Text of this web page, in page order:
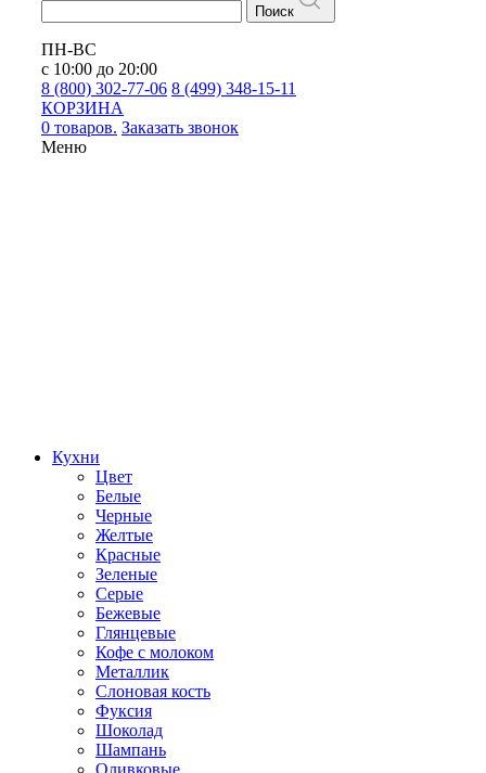
Поиск
ПН-ВС
с 10:00 до 20:00
8 (800) 302-77-06 8 (499) 348-15-11
КОРЗИНА
0 товаров. Заказать звонок
Меню
Кухни
Цвет
Белые
Черные
Желтые
Красные
Зеленые
Серые
Бежевые
Глянцевые
Кофе с молоком
Металлик
Слоновая кость
Фуксия
Шоколад
Шампань
Оливковые